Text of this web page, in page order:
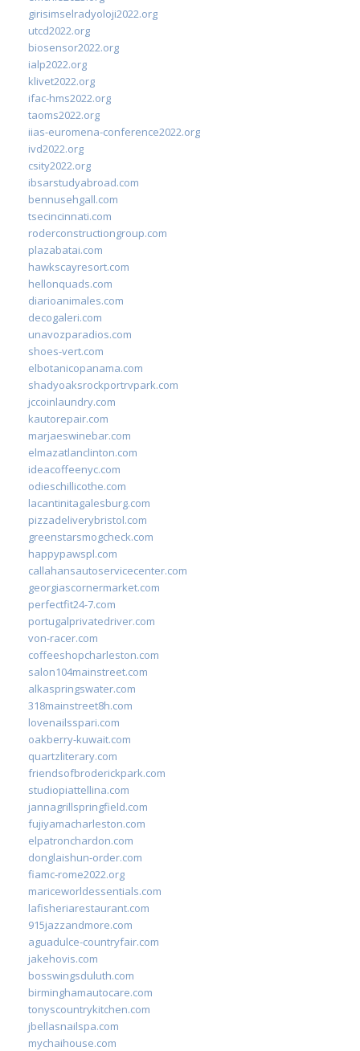
girisimselradyoloji2022.org
utcd2022.org
biosensor2022.org
ialp2022.org
klivet2022.org
ifac-hms2022.org
taoms2022.org
iias-euromena-conference2022.org
ivd2022.org
csity2022.org
ibsarstudyabroad.com
bennusehgall.com
tsecincinnati.com
roderconstructiongroup.com
plazabatai.com
hawkscayresort.com
hellonquads.com
diarioanimales.com
decogaleri.com
unavozparadios.com
shoes-vert.com
elbotanicopanama.com
shadyoaksrockportrvpark.com
jccoinlaundry.com
kautorepair.com
marjaeswinebar.com
elmazatlanclinton.com
ideacoffeenyc.com
odieschillicothe.com
lacantinitagalesburg.com
pizzadeliverybristol.com
greenstarsmogcheck.com
happypawspl.com
callahansautoservicecenter.com
georgiascornermarket.com
perfectfit24-7.com
portugalprivatedriver.com
von-racer.com
coffeeshopcharleston.com
salon104mainstreet.com
alkaspringswater.com
318mainstreet8h.com
lovenailsspari.com
oakberry-kuwait.com
quartzliterary.com
friendsofbroderickpark.com
studiopiattellina.com
jannagrillspringfield.com
fujiyamacharleston.com
elpatronchardon.com
donglaishun-order.com
fiamc-rome2022.org
mariceworldessentials.com
lafisheriarestaurant.com
915jazzandmore.com
aguadulce-countryfair.com
jakehovis.com
bosswingsduluth.com
birminghamautocare.com
tonyscountrykitchen.com
jbellasnailspa.com
mychaihouse.com